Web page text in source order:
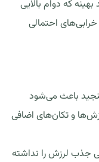
که دوام بالایی
احتمالی
باعث می‌شود
و تکان‌های اضافی
جذب لرزش را نداشته